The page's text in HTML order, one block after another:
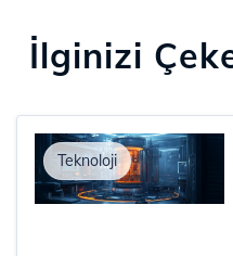
İlginizi
Teknoloji